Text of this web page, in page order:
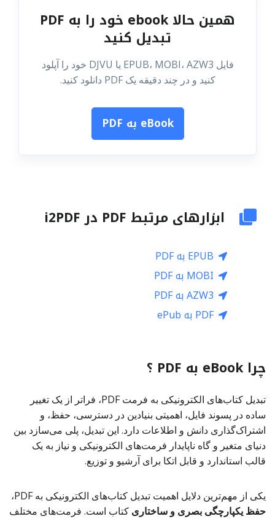
همین حالا ebook خود را به PDF
تبدیل کنید
فایل EPUB، MOBI، AZW3 یا DJVU خود را آپلود
کنید و در چند دقیقه یک PDF دانلود کنید.
eBook به PDF
ابزارهای مرتبط PDF در i2PDF
EPUB به PDF
MOBI به PDF
AZW3 به PDF
PDF به ePub
چرا eBook به PDF ؟
تبدیل کتاب‌های الکترونیکی به فرمت PDF، فراتر از یک تغییر
ساده در پسوند فایل، اهمیتی بنیادین در دسترسی، حفظ، و
اشتراک‌گذاری دانش و اطلاعات دارد. این تبدیل، پلی می‌سازد بین
دنیای متغیر و گاه ناپایدار فرمت‌های الکترونیکی و نیاز به یک
قالب استاندارد و قابل اتکا برای آرشیو و توزیع.
یکی از مهم‌ترین دلایل اهمیت تبدیل کتاب‌های الکترونیکی به PDF،
حفظ یکپارچگی بصری و ساختاری کتاب است. فرمت‌های مختلف